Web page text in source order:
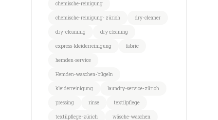
chemische-reinigung
chemische-reinigung- zürich dry-cleaner
dry-cleaninig dry cleaning
express-kleiderreinigung fabric
hemden-service
Hemden-waschen-bügeln
kleiderreinigung laundry-service-zürich
pressing rinse textilpflege
textilpflege-zürich wäsche-waschen